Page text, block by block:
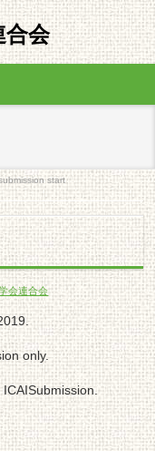
合会
start
会連合会
only.
ICAISubmission.